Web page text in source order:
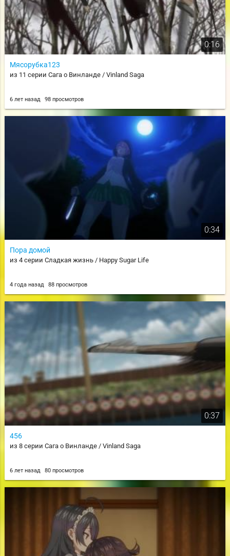
0:16
Мясорубка123
из 11 серии Сага о Винланде / Vinland Saga
6 лет назад 98 просмотров
0:34
Пора домой
из 4 серии Сладкая жизнь / Happy Sugar Life
4 года назад 88 просмотров
0:37
456
из 8 серии Сага о Винланде / Vinland Saga
6 лет назад 80 просмотров